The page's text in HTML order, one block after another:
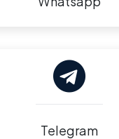
Telegram